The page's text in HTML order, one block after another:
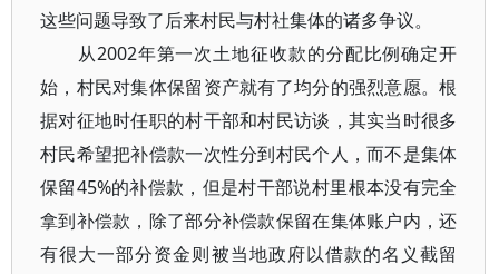
这些问题导致了后来村民与村社集体的诸多争议。
从2002年第一次土地征收款的分配比例确定开
始，村民对集体保留资产就有了均分的强烈意愿。根
据对征地时任职的村干部和村民访谈，其实当时很多
村民希望把补偿款一次性分到村民个人，而不是集体
保留45%的补偿款，但是村干部说村里根本没有完全
拿到补偿款，除了部分补偿款保留在集体账户内，还
有很大一部分资金则被当地政府以借款的名义截留